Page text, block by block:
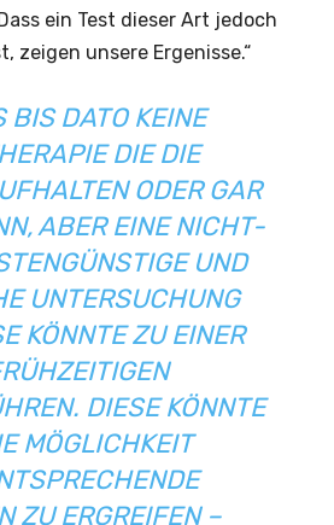
ein Test dieser Art jedoch
zeigen unsere Ergenisse.“
BIS DATO KEINE
DIE DIE
ODER GAR
ABER EINE NICHT-
UND
UNTERSUCHUNG
KÖNNTE ZU EINER
DIESE KÖNNTE
MÖGLICHKEIT
ERGREIFEN – B